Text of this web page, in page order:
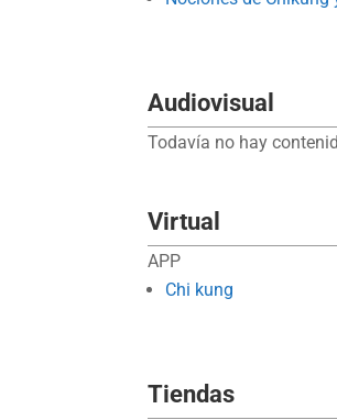
Audiovisual
Todavía no hay
Virtual
APP
Chi kung
Tiendas